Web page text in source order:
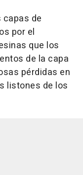
de
por el
que los
de la capa
pérdidas en
listones de los